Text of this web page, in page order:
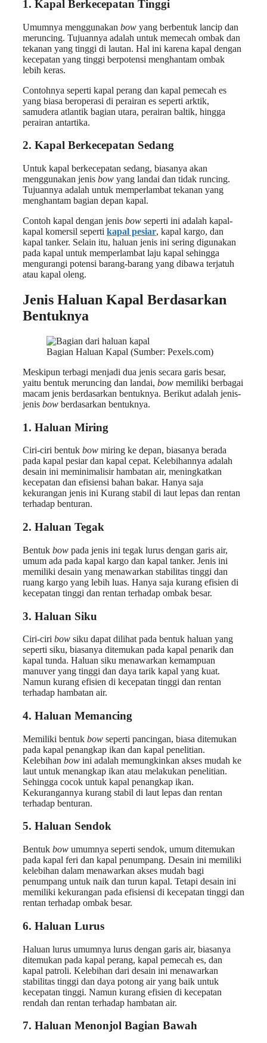
1. Kapal Berkecepatan Tinggi
Umumnya menggunakan bow yang berbentuk lancip dan
meruncing. Tujuannya adalah untuk memecah ombak dan
tekanan yang tinggi di lautan. Hal ini karena kapal dengan
kecepatan yang tinggi berpotensi menghantam ombak
lebih keras.
Contohnya seperti kapal perang dan kapal pemecah es
yang biasa beroperasi di perairan es seperti arktik,
samudera atlantik bagian utara, perairan baltik, hingga
perairan antartika.
2. Kapal Berkecepatan Sedang
Untuk kapal berkecepatan sedang, biasanya akan
menggunakan jenis bow yang landai dan tidak runcing.
Tujuannya adalah untuk memperlambat tekanan yang
menghantam bagian depan kapal.
Contoh kapal dengan jenis bow seperti ini adalah kapal-
kapal komersil seperti kapal pesiar, kapal kargo, dan
kapal tanker. Selain itu, haluan jenis ini sering digunakan
pada kapal untuk memperlambat laju kapal sehingga
mengurangi potensi barang-barang yang dibawa terjatuh
atau kapal oleng.
Jenis Haluan Kapal Berdasarkan
Bentuknya
Bagian Haluan Kapal (Sumber: Pexels.com)
Meskipun terbagi menjadi dua jenis secara garis besar,
yaitu bentuk meruncing dan landai, bow memiliki berbagai
macam jenis berdasarkan bentuknya. Berikut adalah jenis-
jenis bow berdasarkan bentuknya.
1. Haluan Miring
Ciri-ciri bentuk bow miring ke depan, biasanya berada
pada kapal pesiar dan kapal cepat. Kelebihannya adalah
desain ini meminimalisir hambatan air, meningkatkan
kecepatan dan efisiensi bahan bakar. Hanya saja
kekurangan jenis ini Kurang stabil di laut lepas dan rentan
terhadap benturan.
2. Haluan Tegak
Bentuk bow pada jenis ini tegak lurus dengan garis air,
umum ada pada kapal kargo dan kapal tanker. Jenis ini
memiliki desain yang menawarkan stabilitas tinggi dan
ruang kargo yang lebih luas. Hanya saja kurang efisien di
kecepatan tinggi dan rentan terhadap ombak besar.
3. Haluan Siku
Ciri-ciri bow siku dapat dilihat pada bentuk haluan yang
seperti siku, biasanya ditemukan pada kapal penarik dan
kapal tunda. Haluan siku menawarkan kemampuan
manuver yang tinggi dan daya tarik kapal yang kuat.
Namun kurang efisien di kecepatan tinggi dan rentan
terhadap hambatan air.
4. Haluan Memancing
Memiliki bentuk bow seperti pancingan, biasa ditemukan
pada kapal penangkap ikan dan kapal penelitian.
Kelebihan bow ini adalah memungkinkan akses mudah ke
laut untuk menangkap ikan atau melakukan penelitian.
Sehingga cocok untuk kapal penangkap ikan.
Kekurangannya kurang stabil di laut lepas dan rentan
terhadap benturan.
5. Haluan Sendok
Bentuk bow umumnya seperti sendok, umum ditemukan
pada kapal feri dan kapal penumpang. Desain ini memiliki
kelebihan dalam menawarkan akses mudah bagi
penumpang untuk naik dan turun kapal. Tetapi desain ini
memiliki kekurangan pada efisiensi di kecepatan tinggi dan
rentan terhadap ombak besar.
6. Haluan Lurus
Haluan lurus umumnya lurus dengan garis air, biasanya
ditemukan pada kapal perang, kapal pemecah es, dan
kapal patroli. Kelebihan dari desain ini menawarkan
stabilitas tinggi dan daya potong air yang baik untuk
kecepatan tinggi. Namun kurang efisien di kecepatan
rendah dan rentan terhadap hambatan air.
7. Haluan Menonjol Bagian Bawah